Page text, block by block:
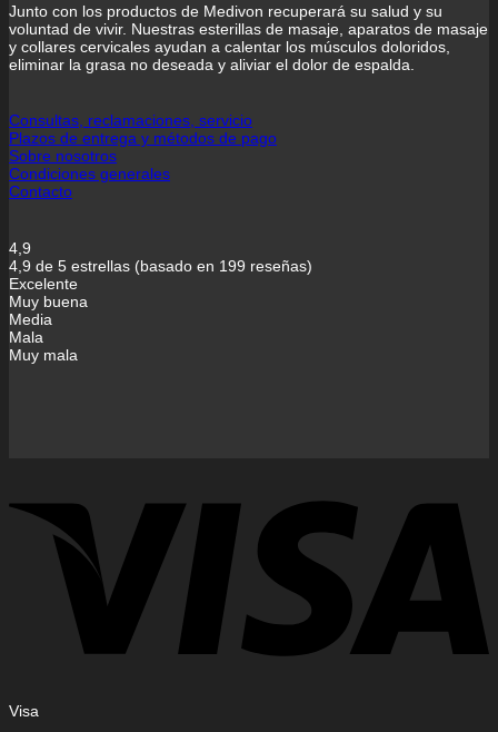
Junto con los productos de Medivon recuperará su salud y su
voluntad de vivir. Nuestras esterillas de masaje, aparatos de masaje
y collares cervicales ayudan a calentar los músculos doloridos,
eliminar la grasa no deseada y aliviar el dolor de espalda.
Consultas, reclamaciones, servicio
Plazos de entrega y métodos de pago
Sobre nosotros
Condiciones generales
Contacto
4,9
4,9 de 5 estrellas (basado en 199 reseñas)
Excelente
Muy buena
Media
Mala
Muy mala
Visa